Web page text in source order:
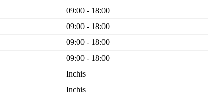
09:00 - 18:00
09:00 - 18:00
09:00 - 18:00
09:00 - 18:00
Inchis
Inchis